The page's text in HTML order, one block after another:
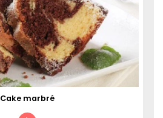
Cake marbré